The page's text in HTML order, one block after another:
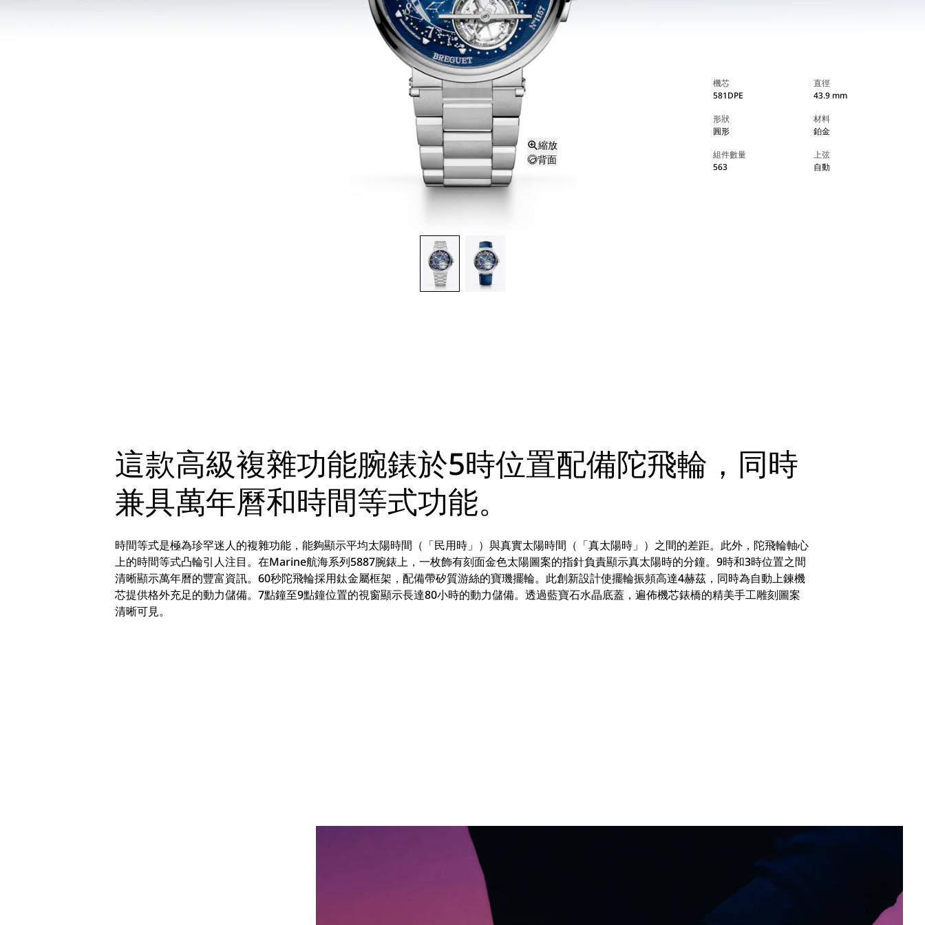
縮放
背面
機芯
581DPE
直徑
43.9 mm
形狀
圓形
材料
鉑金
組件數量
563
上弦
自動
這款高級複雜功能腕錶於5時位置配備陀飛輪，同時
兼具萬年曆和時間等式功能。
時間等式是極為珍罕迷人的複雜功能，能夠顯示平均太陽時間（「民用時」）與真實太陽時間（「真太陽時」）之間的差距。此外，陀飛輪軸心
上的時間等式凸輪引人注目。在Marine航海系列5887腕錶上，一枚飾有刻面金色太陽圖案的指針負責顯示真太陽時的分鐘。9時和3時位置之間
清晰顯示萬年曆的豐富資訊。60秒陀飛輪採用鈦金屬框架，配備帶矽質游絲的寶璣擺輪。此創新設計使擺輪振頻高達4赫茲，同時為自動上鍊機
芯提供格外充足的動力儲備。7點鐘至9點鐘位置的視窗顯示長達80小時的動力儲備。透過藍寶石水晶底蓋，遍佈機芯錶橋的精美手工雕刻圖案
清晰可見。